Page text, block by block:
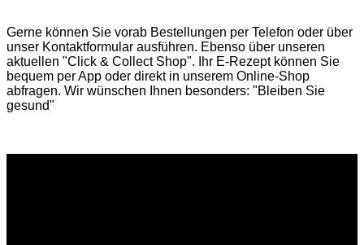
Gerne können Sie vorab Bestellungen per Telefon oder über
unser Kontaktformular ausführen. Ebenso über unseren
aktuellen "Click & Collect Shop". Ihr E-Rezept können Sie
bequem per App oder direkt in unserem Online-Shop
abfragen. Wir wünschen Ihnen besonders: "Bleiben Sie
gesund"